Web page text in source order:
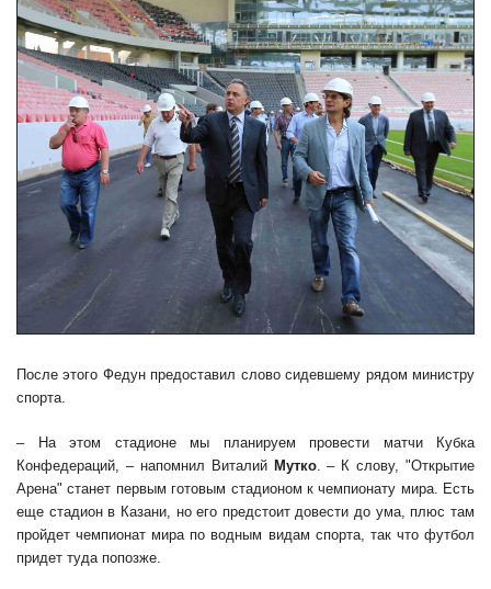
После этого Федун предоставил слово сидевшему рядом министру
спорта.
– На этом стадионе мы планируем провести матчи Кубка
Конфедераций, – напомнил Виталий Мутко. – К слову, "Открытие
Арена" станет первым готовым стадионом к чемпионату мира. Есть
еще стадион в Казани, но его предстоит довести до ума, плюс там
пройдет чемпионат мира по водным видам спорта, так что футбол
придет туда попозже.